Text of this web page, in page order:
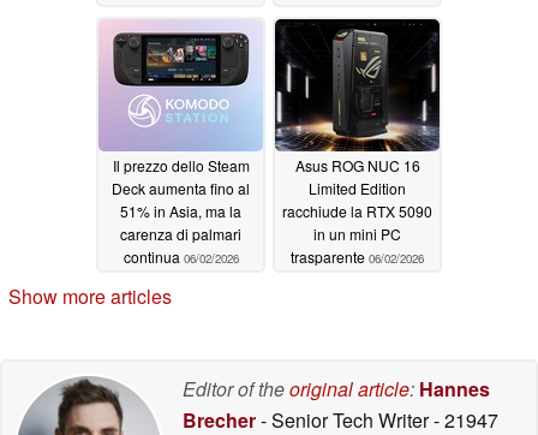
06/02/2026 06/02/2026
Il prezzo dello Steam
Deck aumenta fino al
51% in Asia, ma la
carenza di palmari
continua 06/02/2026
Asus ROG NUC 16
Limited Edition
racchiude la RTX 5090
in un mini PC
trasparente 06/02/2026
Show more articles
Editor of theoriginal article: Hannes
Brecher- Senior Tech Writer- 21947